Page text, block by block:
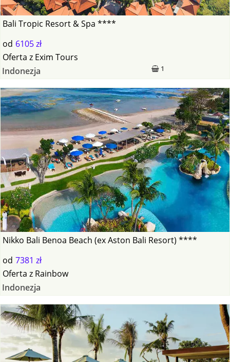
Bali Tropic Resort & Spa ****
od 6105 zł
1
Oferta z Exim Tours
Indonezja
Nikko Bali Benoa Beach (ex Aston Bali Resort) ****
od 7381 zł
Oferta z Rainbow
Indonezja